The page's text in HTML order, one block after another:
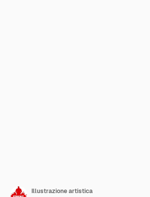
Illustrazione artistica